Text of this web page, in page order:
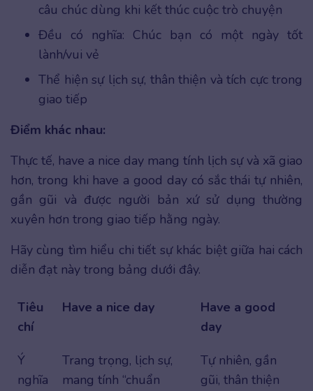
câu chúc dùng khi kết thúc cuộc trò chuyện
Đều có nghĩa: Chúc bạn có một ngày tốt
lành/vui vẻ
Thể hiện sự lịch sự, thân thiện và tích cực trong
giao tiếp
Điểm khác nhau:
Thực tế, have a nice day mang tính lịch sự và xã giao
hơn, trong khi have a good day có sắc thái tự nhiên,
gần gũi và được người bản xứ sử dụng thường
xuyên hơn trong giao tiếp hằng ngày.
Hãy cùng tìm hiểu chi tiết sự khác biệt giữa hai cách
diễn đạt này trong bảng dưới đây.
Tiêu
chí
Have a nice day
Have a good
day
Ý
nghĩa
Trang trọng, lịch sự,
mang tính “chuẩn
Tự nhiên, gần
gũi, thân thiện